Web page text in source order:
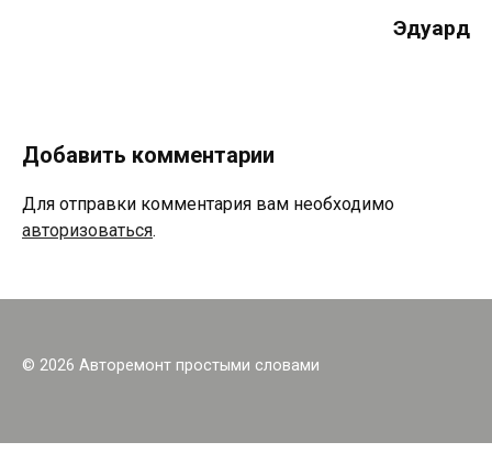
Эдуард
Добавить комментарии
Для отправки комментария вам необходимо
авторизоваться.
© 2026 Авторемонт простыми словами